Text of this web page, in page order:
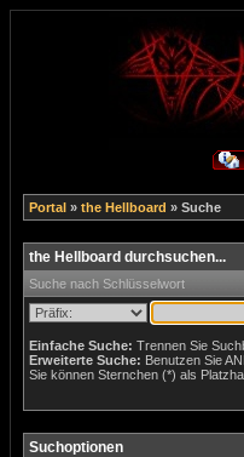
Portal » the Hellboard » Suche
the Hellboard durchsuchen...
Suche nach Schlüsselwort
Einfache Suche: Trennen Sie
Erweiterte Suche: Benutzen Sie
Sie können Sternchen (*) als
Suchoptionen